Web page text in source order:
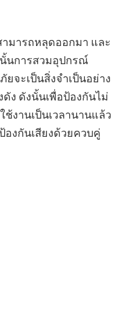
ลย
มารถหลุดออกมา และ
นการสวมอุปกรณ์
จะเป็นสิ่งจำเป็นอย่าง
ง ดังนั้นเพื่อป้องกันไม่
งานเป็นเวลานานแล้ว